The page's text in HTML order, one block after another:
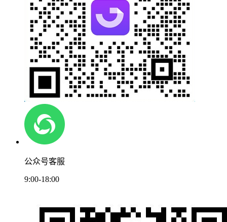
公众号客服
9:00-18:00